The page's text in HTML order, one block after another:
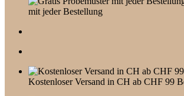
mit jeder Bestellung
Kostenloser Versand in CH ab CHF 99